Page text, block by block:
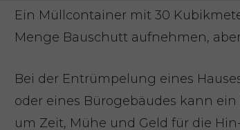
Ein Müllcontainer mit 30
Menge Bauschutt aufnehmen,
Bei der Entrümpelung eines
oder eines Bürogebäudes kann
um Zeit, Mühe und Geld für die